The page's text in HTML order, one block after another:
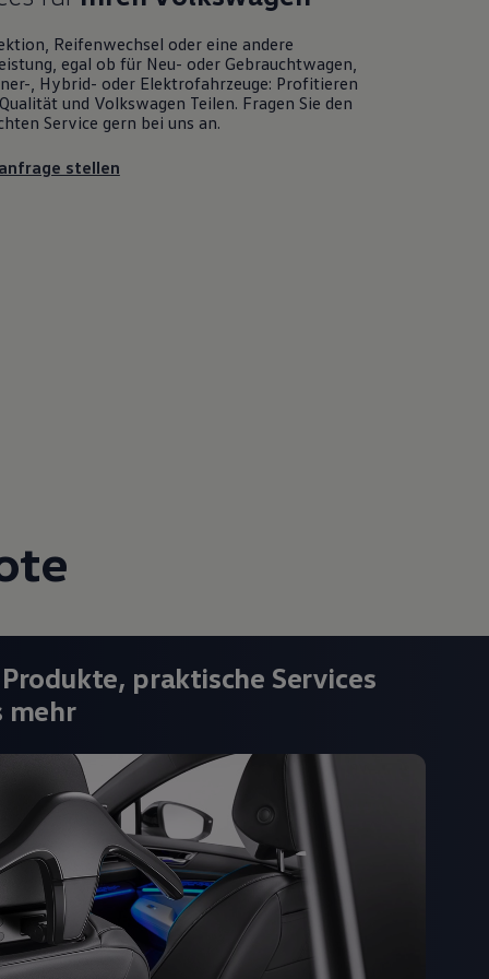
Reifenwechsel oder eine andere
egal ob für Neu- oder Gebrauchtwagen
, Hybrid- oder Elektrofahrzeuge: Profitieren
und Volkswagen Teilen. Fragen Sie den
Service gern bei uns an.
stellen
praktische Services
mehr